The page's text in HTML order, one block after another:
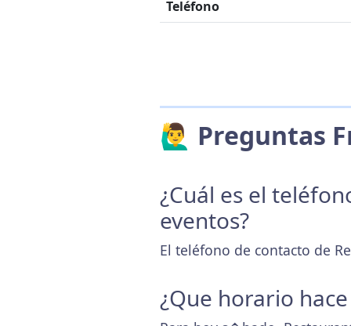
Teléfono
🙋‍♂️ Preguntas
¿Cuál es el
eventos?
El teléfono de contacto de
¿Que horario